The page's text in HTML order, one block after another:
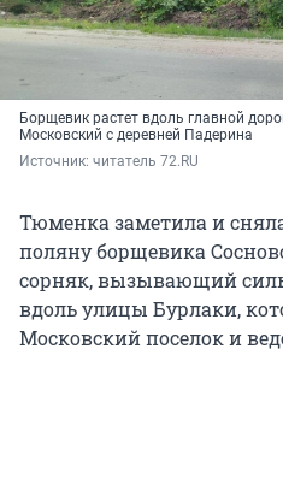
Борщевик растет вдоль главной
Московский с деревней Падерина
Источник: читатель 72.RU
Тюменка заметила и
поляну борщевика
сорняк, вызывающий
вдоль улицы Бурлаки,
Московский поселок и